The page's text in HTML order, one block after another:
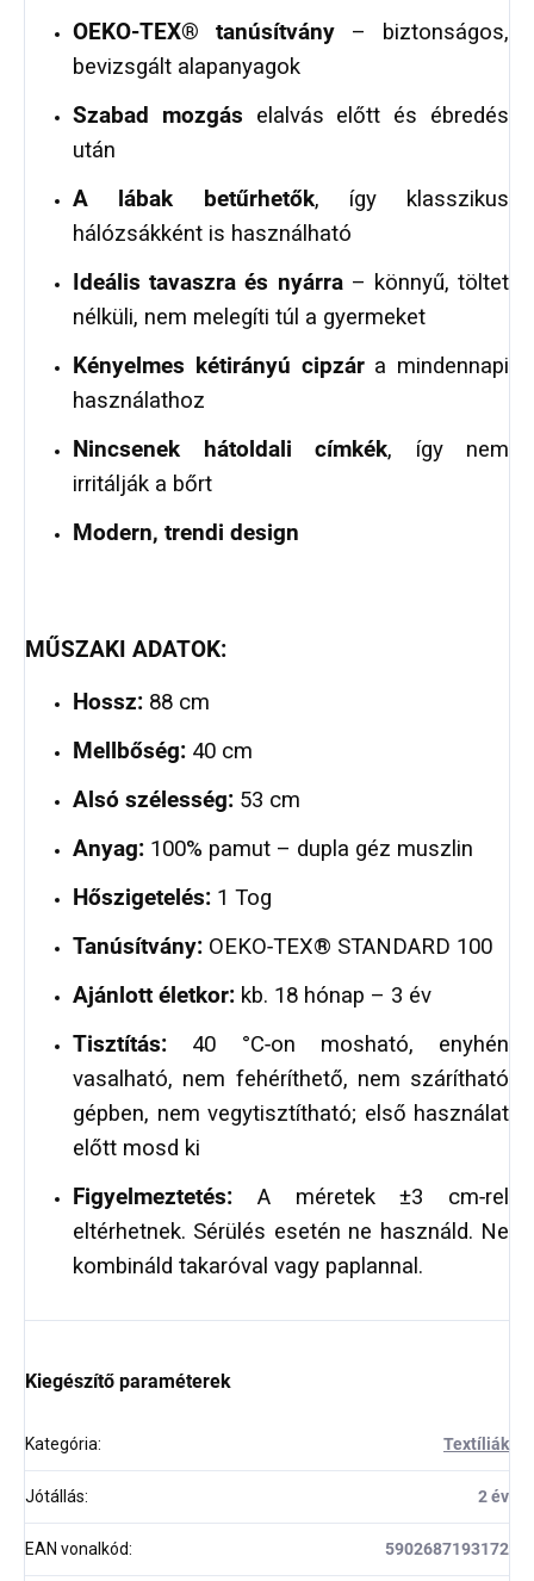
OEKO‑TEX® tanúsítvány – biztonságos,
bevizsgált alapanyagok
Szabad mozgás elalvás előtt és ébredés
után
A lábak betűrhetők, így klasszikus
hálózsákként is használható
Ideális tavaszra és nyárra– könnyű, töltet
nélküli, nem melegíti túl a gyermeket
Kényelmes kétirányú cipzára mindennapi
használathoz
Nincsenek hátoldali címkék, így nem
irritálják a bőrt
Modern, trendi design
MŰSZAKI ADATOK:
Hossz: 88 cm
Mellbőség: 40 cm
Alsó szélesség: 53 cm
Anyag: 100% pamut – dupla géz muszlin
Hőszigetelés: 1 Tog
Tanúsítvány: OEKO‑TEX® STANDARD 100
Ajánlott életkor: kb. 18 hónap – 3 év
Tisztítás: 40 °C‑on mosható, enyhén
vasalható, nem fehéríthető, nem szárítható
gépben, nem vegytisztítható; első használat
előtt mosd ki
Figyelmeztetés: A méretek ±3 cm‑rel
eltérhetnek. Sérülés esetén ne használd. Ne
kombináld takaróval vagy paplannal.
Kiegészítő paraméterek
Kategória: Textíliák
Jótállás: 2 év
EAN vonalkód: 5902687193172